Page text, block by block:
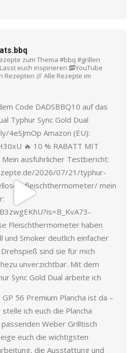
zum Thema #bbq #grillen
euch inspirieren 🥓YouTube
Rezepten 🍖 Alle Rezepte im